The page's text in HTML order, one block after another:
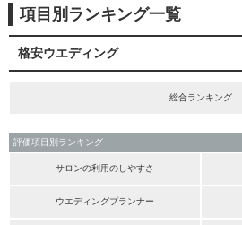
項目別ランキング一覧
格安ウエディング
総合ランキング
評価項目別ランキング
サロンの利用のしやすさ
ウエディングプランナー